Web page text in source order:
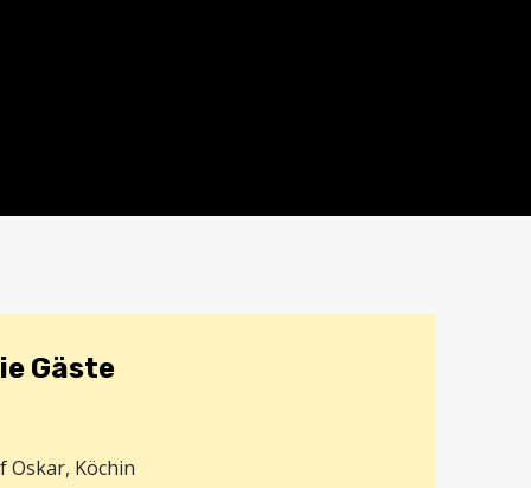
Gäste
Oskar, Köchin